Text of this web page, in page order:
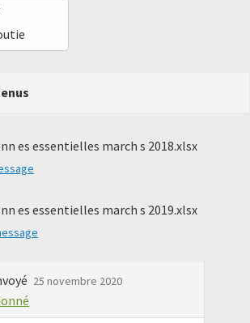
es essentielles march s 2018.xlsx
es essentielles march s 2019.xlsx
25 novembre 2020